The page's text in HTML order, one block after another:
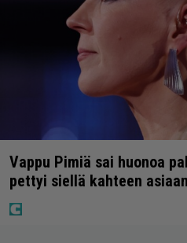
Vappu Pimiä sai huonoa
pettyi siellä kahteen asiaan